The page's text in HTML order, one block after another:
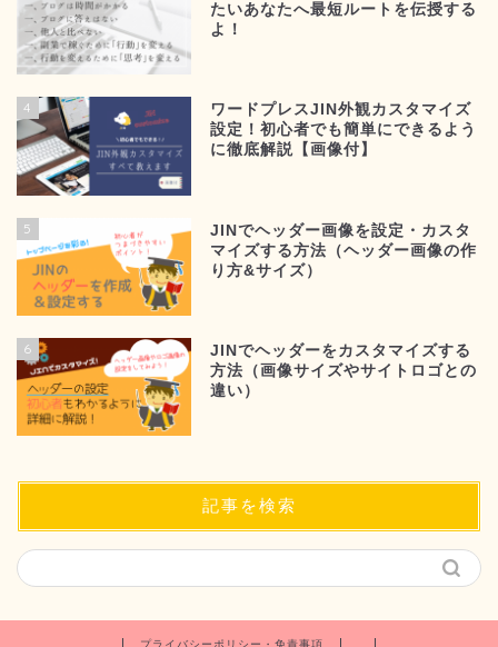
たいあなたへ最短ルートを伝授する
よ！
4
ワードプレスJIN外観カスタマイズ
設定！初心者でも簡単にできるよう
に徹底解説【画像付】
5
JINでヘッダー画像を設定・カスタ
マイズする方法（ヘッダー画像の作
り方&サイズ）
6
JINでヘッダーをカスタマイズする
方法（画像サイズやサイトロゴとの
違い）
記事を検索
プライバシーポリシー・免責事項